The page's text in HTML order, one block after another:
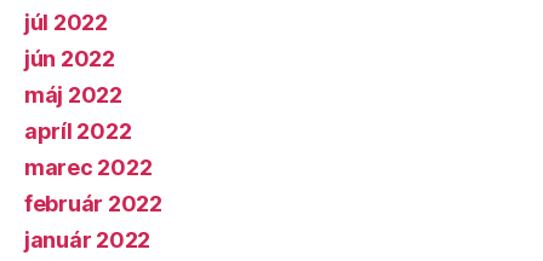
júl 2022
jún 2022
máj 2022
apríl 2022
marec 2022
február 2022
január 2022